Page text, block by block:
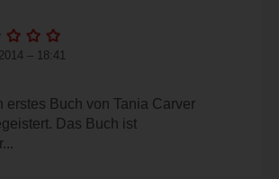
– 18:41
erstes Buch von Tania Carver
Das Buch ist